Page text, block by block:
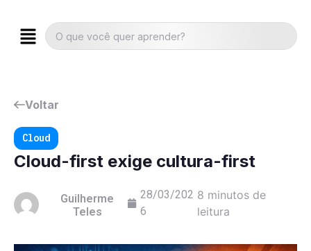
Voltar
Cloud
Cloud-first exige cultura-first
Guilherme
Teles
28/03/202
6
8 minutos de
leitura